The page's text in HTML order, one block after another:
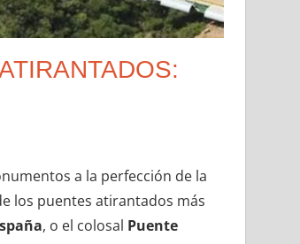
a la perfección de la
los puentes atirantados más
, o el colosal Puente